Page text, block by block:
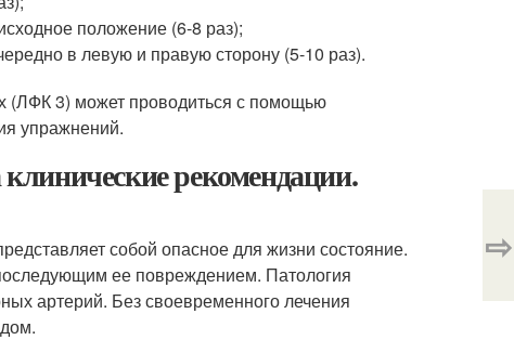
положение (6-8 раз);
в левую и правую сторону (5-10 раз).
(ЛФК 3) может проводиться с помощью
упражнений.
рекомендации.
собой опасное для жизни состояние.
ее повреждением. Патология
артерий. Без своевременного лечения
⇨